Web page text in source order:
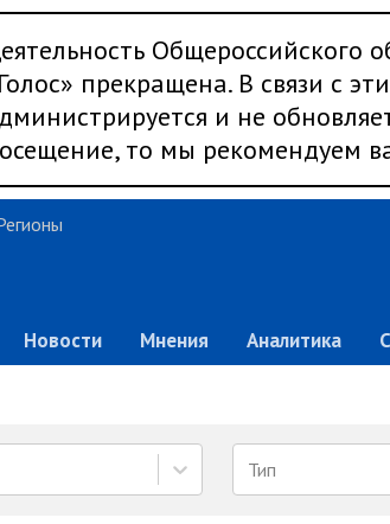
Общероссийского
прекращена. В связи с
и не
то мы рекомендуем
Новости Мнения Аналитика
Тип